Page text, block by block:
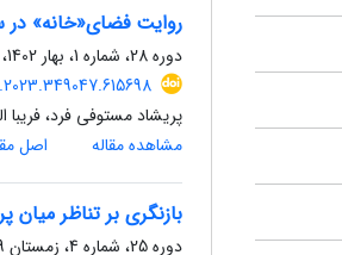
روایت فضای«خانه» در
دوره 28، شماره 1، بهار 1402، صفحه
پریشاد مستوفی فرد، فریبا
مشاهده مقاله
اصل
بازنگری بر تناظر
دوره 25، شماره 4، زمستان 1399، صفحه